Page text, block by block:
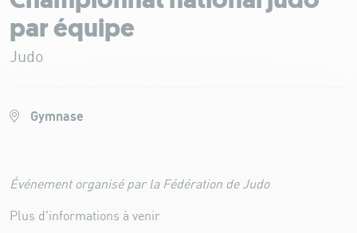
par équipe
Judo
Gymnase
Événement organisé par la Fédération de Judo
Plus d'informations à venir